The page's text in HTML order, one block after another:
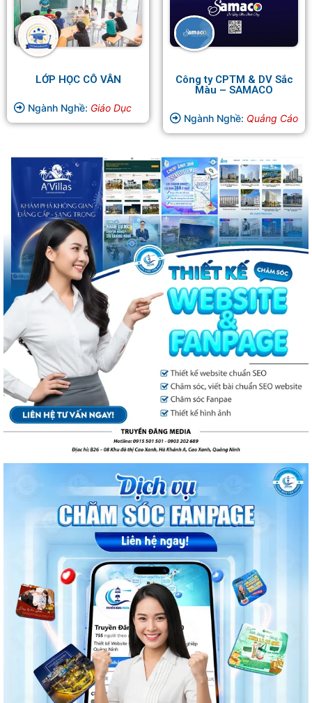
LỚP HỌC CÔ VÂN
Ngành Nghề: Giáo Dục
Công ty CPTM & DV Sắc
Màu – SAMACO
Ngành Nghề: Quảng Cáo